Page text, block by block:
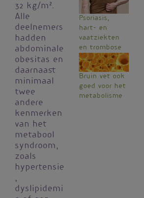
32 kg/m².
Alle
deelnemers
hadden
abdominale
obesitas en
daarnaast
minimaal
twee
andere
kenmerken
van het
metabool
syndroom,
zoals
hypertensie
,
dyslipidemi
Psoriasis,
hart- en
vaatziekten
en trombose
Bruin vet ook
goed voor het
metabolisme